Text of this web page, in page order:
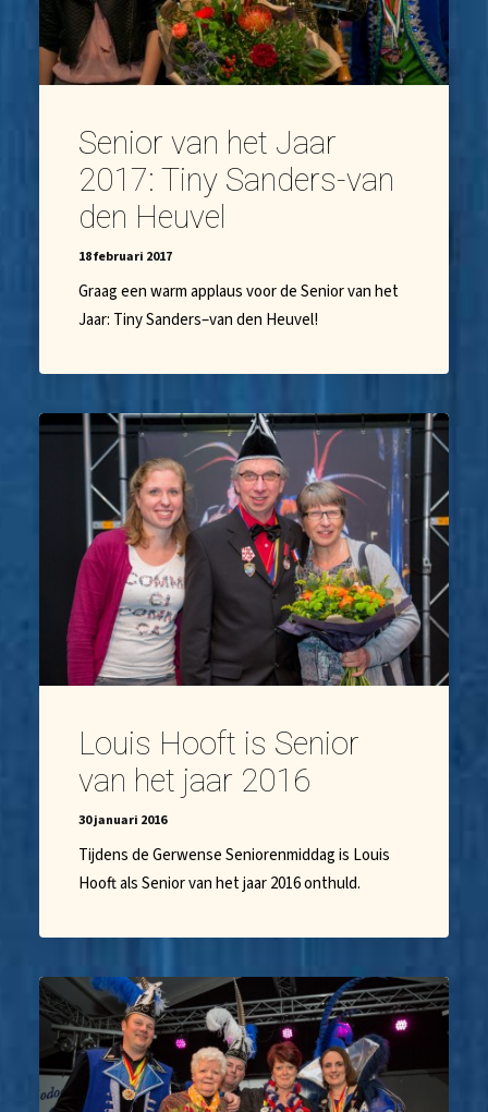
Senior van het Jaar
2017: Tiny Sanders-van
den Heuvel
18 februari 2017
Graag een warm applaus voor de Senior van het
Jaar: Tiny Sanders–van den Heuvel!
Louis Hooft is Senior
van het jaar 2016
30 januari 2016
Tijdens de Gerwense Seniorenmiddag is Louis
Hooft als Senior van het jaar 2016 onthuld.